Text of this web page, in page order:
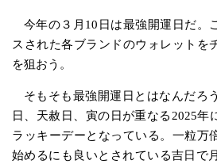
今年の３月10日は最強開運日だ。
スされた各ブランドのウォレットを
を狙おう。
そもそも最強開運日とはなんだろ
日、天赦日、寅の日が重なる2025年
ラッキーデーとなっている。一粒万
始めるにも良いとされている吉日で